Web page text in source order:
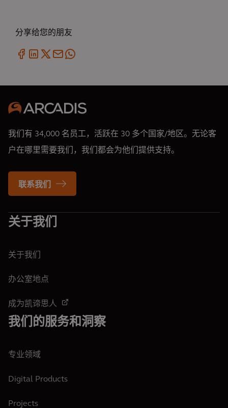
分享给您的朋友
我们有 34,000 名员工，活跃在 30 多个国家/地区。无论客
户在哪里需要我们，我们都会为他们提供支持。
联系我们
关于我们
关于我们
办公室地点
成为凯谛思人
我们的服务和洞察
专业领域
Digital Products
Projects